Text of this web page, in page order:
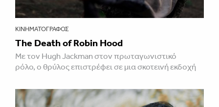
ΚΙΝΗΜΑΤΟΓΡΆΦΟΣ
The Death of Robin Hood
Με τον Hugh Jackman στον πρωταγωνιστικό
ρόλο, ο θρύλος επιστρέφει σε μια σκοτεινή εκδοχή